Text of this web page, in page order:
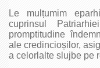
Le mulțumim
cuprinsul
promptitudine
ale credincioșilor,
a celorlalte slujbe pe